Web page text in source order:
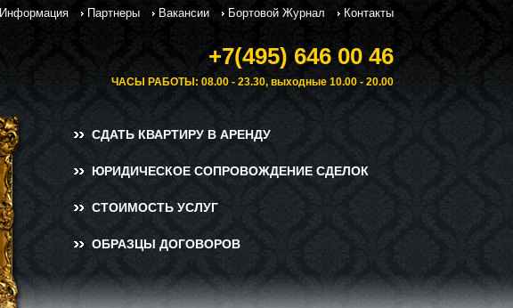
Информация Партнеры Вакансии Бортовой Журнал Контакты
+7(495) 646 00 46
ЧАСЫ РАБОТЫ: 08.00 - 23.30, выходные 10.00 - 20.00
СДАТЬ КВАРТИРУ В АРЕНДУ
ЮРИДИЧЕСКОЕ СОПРОВОЖДЕНИЕ СДЕЛОК
СТОИМОСТЬ УСЛУГ
ОБРАЗЦЫ ДОГОВОРОВ